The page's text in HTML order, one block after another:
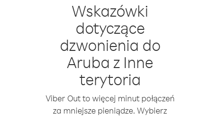
Wskazówki
dotyczące
dzwonienia do
Aruba z Inne
terytoria
Viber Out to więcej minut połączeń
za mniejsze pieniądze. Wybierz